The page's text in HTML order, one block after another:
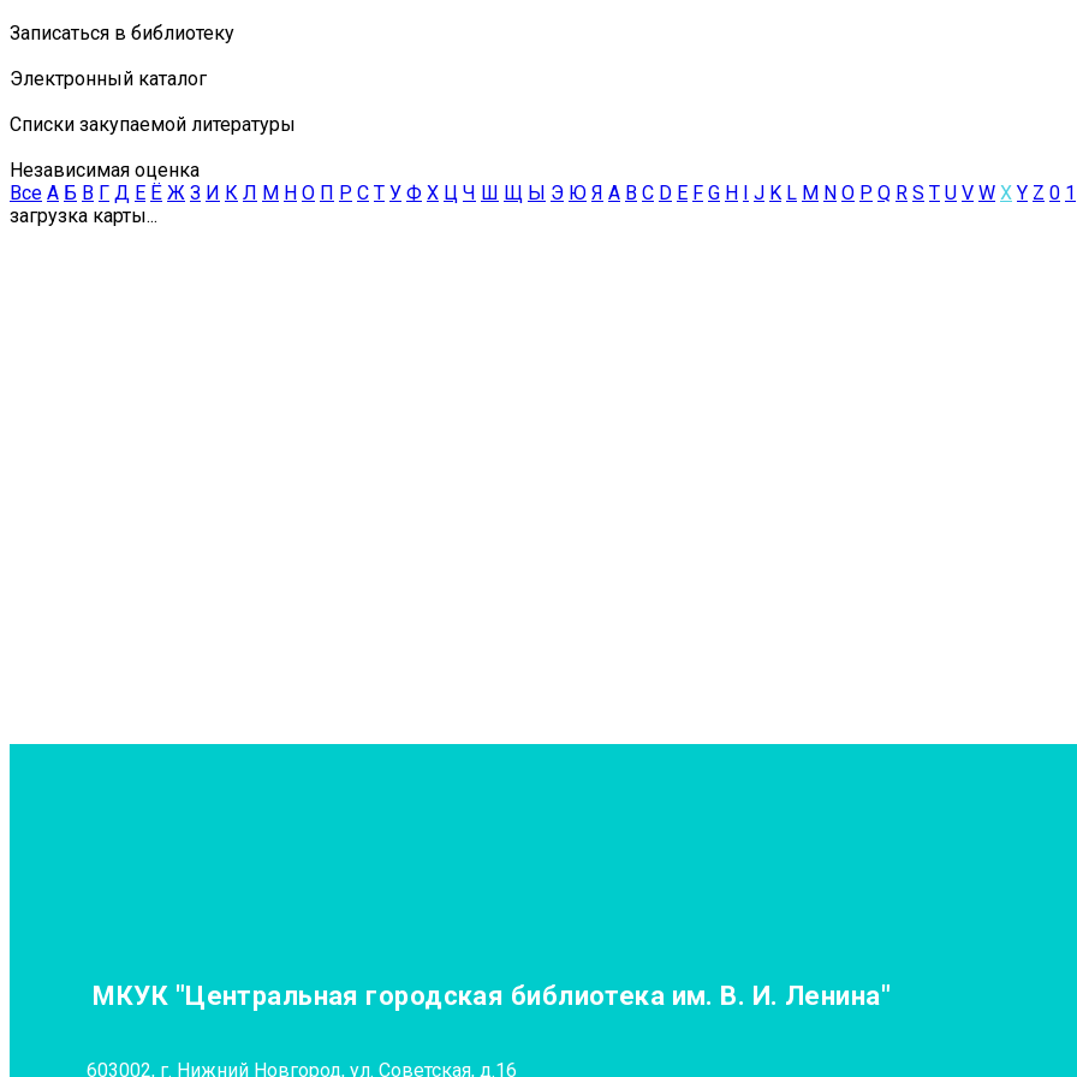
Записаться в библиотеку
Электронный каталог
Списки закупаемой литературы
Независимая оценка
Все А Б В Г Д Е Ё Ж З И К Л М Н О П Р С Т У Ф Х Ц Ч Ш Щ Ы Э Ю Я A B C D E F G H I J K L M N O P Q R S T U V W X Y Z 0 1
загрузка карты...
МКУК "Центральная городская библиотека им. В. И. Ленина"
603002, г. Нижний Новгород, ул. Советская, д.16